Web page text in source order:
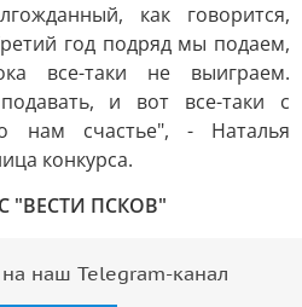
как говорится,
год подряд мы подаем,
все-таки не выиграем.
и вот все-таки с
нам счастье", - Наталья
конкурса.
"ВЕСТИ ПСКОВ"
наш Telegram-канал